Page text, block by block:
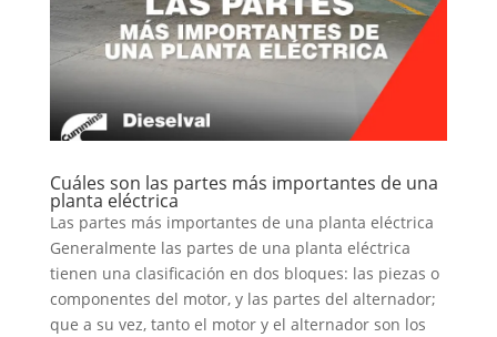
Cuáles son las partes más importantes de una
planta eléctrica
Las partes más importantes de una planta eléctrica
Generalmente las partes de una planta eléctrica
tienen una clasificación en dos bloques: las piezas o
componentes del motor, y las partes del alternador;
que a su vez, tanto el motor y el alternador son los